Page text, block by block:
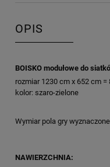
OPIS
BOISKO modułowe do
rozmiar 1230 cm x 652 cm =
kolor: szaro-zielone
Wymiar pola gry
NAWIERZCHNIA: